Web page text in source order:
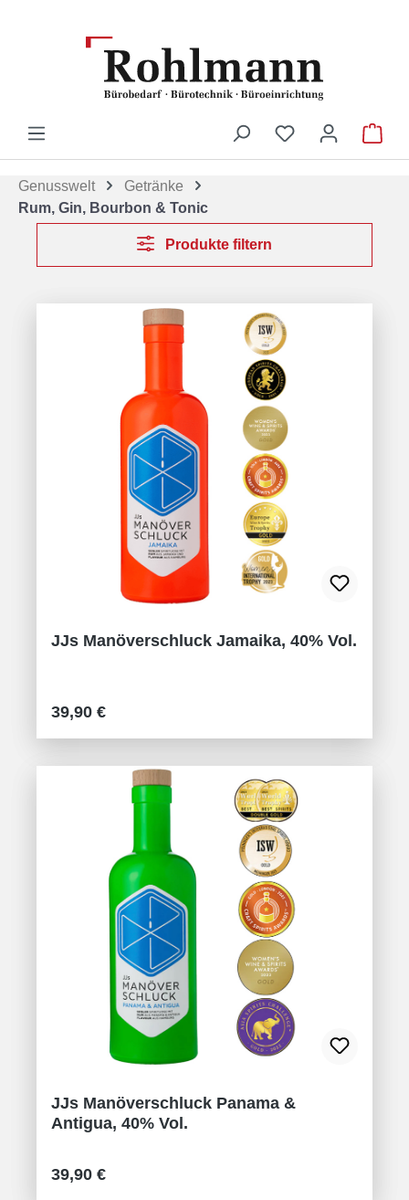
Du hast 0
Genusswelt
Getränke
Rum, Gin, Bourbon & Tonic
Produkte filtern
JJs Manöverschluck Jamaika, 40% Vol.
Regulärer Preis:
39,90 €
JJs Manöverschluck Panama &
Antigua, 40% Vol.
Regulärer Preis:
39,90 €